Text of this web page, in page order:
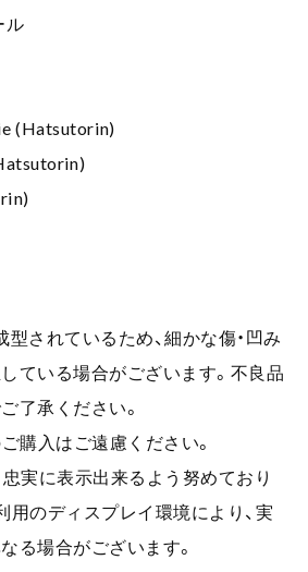
ル
(Hatsutorin)
型されているため、細かな傷・凹み
ている場合がございます。不良品
了承ください。
ご購入はご遠慮ください。
忠実に表示出来るよう努めており
用のディスプレイ環境により、実
る場合がございます。